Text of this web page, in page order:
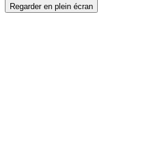
Regarder en plein écran